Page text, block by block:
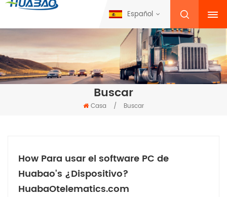
Español
Buscar
Casa / Buscar
How Para usar el software PC de
Huabao's ¿Dispositivo?
HuabaOtelematics.com